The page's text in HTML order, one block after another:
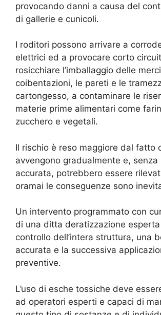
provocando danni a causa del
di gallerie e cunicoli.
I roditori possono arrivare a
elettrici ed a provocare corto
rosicchiare l’imballaggio delle
coibentazioni, le pareti e le
cartongesso, a contaminare le
materie prime alimentari come
zucchero e vegetali.
Il rischio è reso maggiore dal fatto
avvengono gradualmente e, senza
accurata, potrebbero essere
oramai le conseguenze sono
Un intervento programmato con
di una ditta deratizzazione
controllo dell’intera struttura, una
accurata e la successiva
preventive.
L’uso di esche tossiche deve
ad operatori esperti e capaci di